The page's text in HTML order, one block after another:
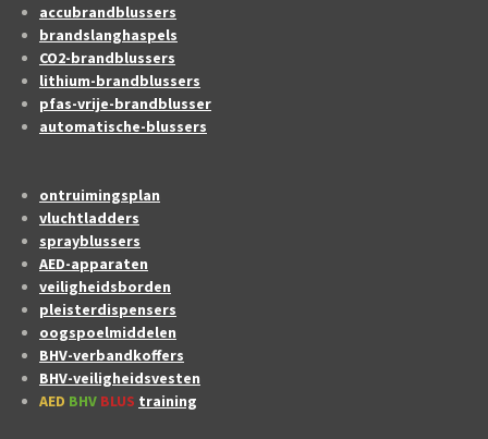
accubrandblussers
brandslanghaspels
CO2-brandblussers
lithium-brandblussers
pfas-vrije-brandblusser
automatische-blussers
ontruimingsplan
vluchtladders
sprayblussers
AED-apparaten
veiligheidsborden
pleisterdispensers
oogspoelmiddelen
BHV-verbandkoffers
BHV-veiligheidsvesten
AED BHV BLUS training